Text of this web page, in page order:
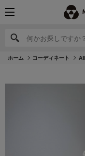
何かお探しですか？
何かお探しですか？
ホーム コーディネート